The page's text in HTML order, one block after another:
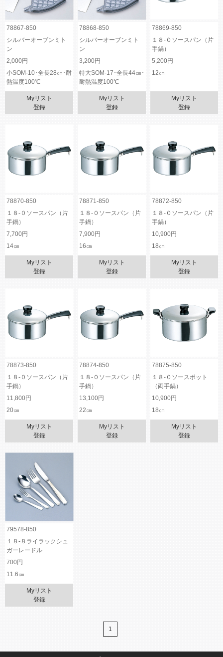
78867-850 78868-850
78869-850
シルバーオーブンミト
ン
シルバーオーブンミト
ン
１８-０ソースパン（片
手鍋）
2,000円
3,200円
5,200円
小SOM-10･全長28㎝･耐
熱温度100℃
特大SOM-17･全長44㎝･
耐熱温度100℃
12㎝
Myリスト
登録
Myリスト
登録
Myリスト
登録
78870-850 78871-850
78872-850
１８-０ソースパン（片
手鍋）
１８-０ソースパン（片
手鍋）
１８-０ソースパン（片
手鍋）
7,700円
7,900円
10,900円
14㎝
16㎝ 18㎝
Myリスト
登録
Myリスト
登録
Myリスト
登録
78873-850 78874-850
78875-850
１８-０ソースパン（片
手鍋）
１８-０ソースパン（片
手鍋）
１８-０ソースポット
（両手鍋）
11,800円
13,100円
10,900円
20㎝
22㎝ 18㎝
Myリスト
登録
Myリスト
登録
Myリスト
登録
79578-850
１８-８ライラックシュ
ガーレードル
700円
11.6㎝
Myリスト
登録
1